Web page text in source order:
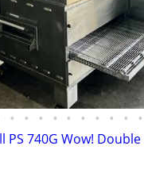
• • • • • • • • • •
740G Wow! Double